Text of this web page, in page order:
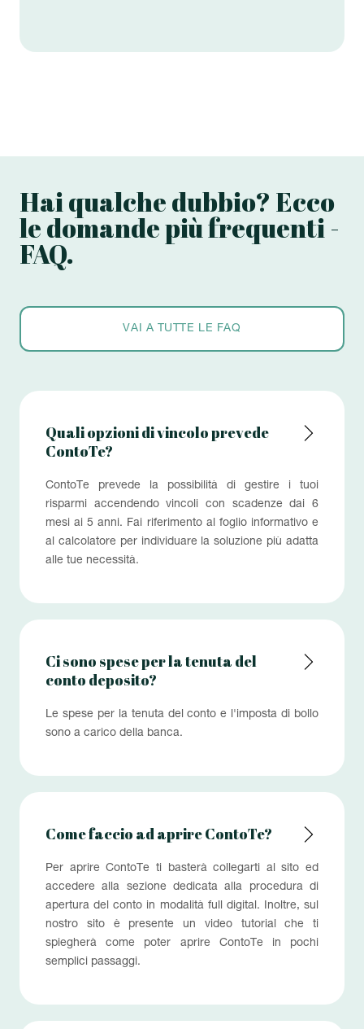
Hai qualche dubbio? Ecco
le domande più frequenti -
FAQ.
VAI A TUTTE LE FAQ
Quali opzioni di vincolo prevede
ContoTe?
ContoTe prevede la possibilità di gestire i tuoi
risparmi accendendo vincoli con scadenze dai 6
mesi ai 5 anni. Fai riferimento al foglio informativo e
al calcolatore per individuare la soluzione più adatta
alle tue necessità.
Ci sono spese per la tenuta del
conto deposito?
Le spese per la tenuta del conto e l'imposta di bollo
sono a carico della banca.
Come faccio ad aprire ContoTe?
Per aprire ContoTe ti basterà collegarti al sito ed
accedere alla sezione dedicata alla procedura di
apertura del conto in modalità full digital. Inoltre, sul
nostro sito è presente un video tutorial che ti
spiegherà come poter aprire ContoTe in pochi
semplici passaggi.